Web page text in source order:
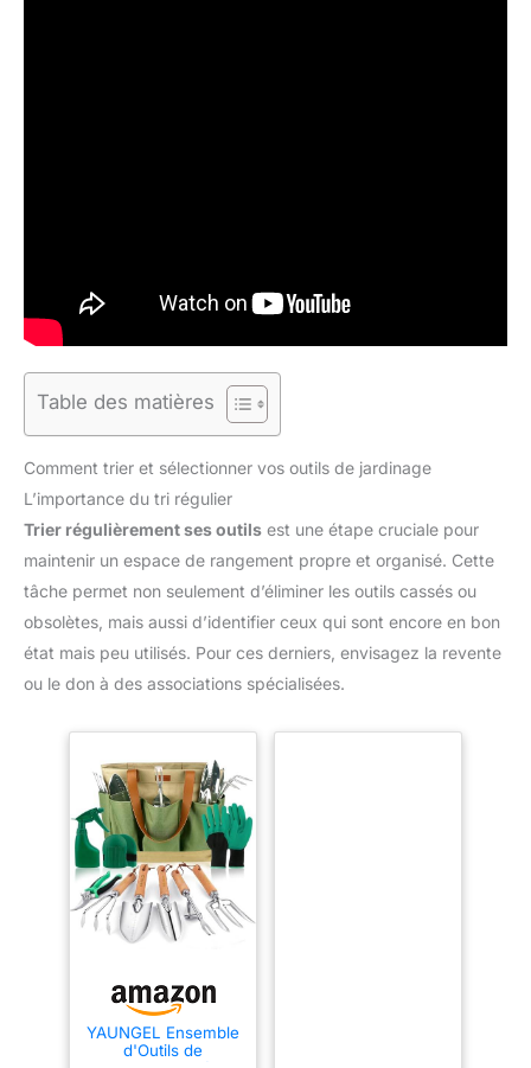
Table des matières
Comment trier et sélectionner vos outils de jardinage
L’importance du tri régulier
Trier régulièrement ses outils est une étape cruciale pour
maintenir un espace de rangement propre et organisé. Cette
tâche permet non seulement d’éliminer les outils cassés ou
obsolètes, mais aussi d’identifier ceux qui sont encore en bon
état mais peu utilisés. Pour ces derniers, envisagez la revente
ou le don à des associations spécialisées.
YAUNGEL Ensemble
d'Outils de